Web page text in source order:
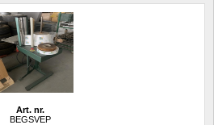
Art. nr.
BEGSVEP